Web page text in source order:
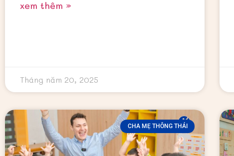
xem thêm »
Tháng năm 20, 2025
CHA MẸ THÔNG THÁI